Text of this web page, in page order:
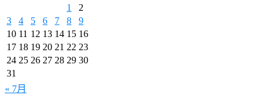
1
2
3
4 5 6 7 8
9
10 11 12 13 14 15 16
17 18 19 20 21 22 23
24 25 26 27 28 29 30
31
« 7月